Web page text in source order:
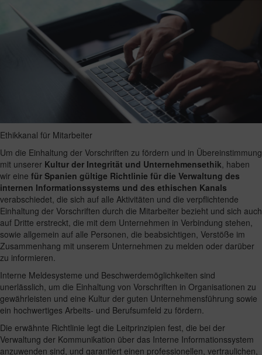
Ethikkanal für Mitarbeiter
Um die Einhaltung der Vorschriften zu fördern und in Übereinstimmung
mit unserer Kultur der Integrität und Unternehmensethik , haben
wir eine für Spanien gültige Richtlinie für die Verwaltung des
internen Informationssystems und des ethischen Kanals
verabschiedet, die sich auf alle Aktivitäten und die verpflichtende
Einhaltung der Vorschriften durch die Mitarbeiter bezieht und sich auch
auf Dritte erstreckt, die mit dem Unternehmen in Verbindung stehen,
sowie allgemein auf alle Personen, die beabsichtigen, Verstöße im
Zusammenhang mit unserem Unternehmen zu melden oder darüber
zu informieren.
Interne Meldesysteme und Beschwerdemöglichkeiten sind
unerlässlich, um die Einhaltung von Vorschriften in Organisationen zu
gewährleisten und eine Kultur der guten Unternehmensführung sowie
ein hochwertiges Arbeits- und Berufsumfeld zu fördern.
Die erwähnte Richtlinie legt die Leitprinzipien fest, die bei der
Verwaltung der Kommunikation über das Interne Informationssystem
anzuwenden sind, und garantiert einen professionellen, vertraulichen,